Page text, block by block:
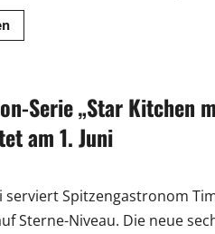
Mehr
Informationen
startet
am
Neusiedler
See
Serie „Star Kitchen
am 1. Juni
serviert Spitzengastronom
Sterne-Niveau. Die neue